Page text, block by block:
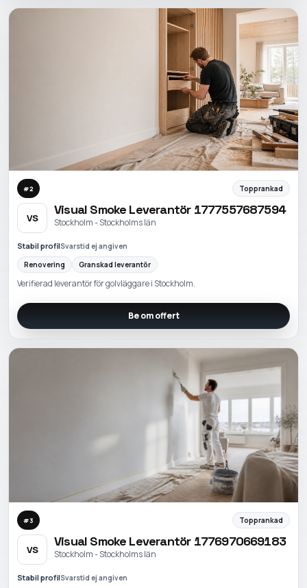
#2 Topprankad
VS
Visual Smoke Leverantör 1777557687594
Stockholm - Stockholms län
Stabil profilSvarstid ej angiven
Renovering
Granskad leverantör
Verifierad leverantör för golvläggare i Stockholm.
Be om offert
#3 Topprankad
VS
Visual Smoke Leverantör 1776970669183
Stockholm - Stockholms län
Stabil profilSvarstid ej angiven